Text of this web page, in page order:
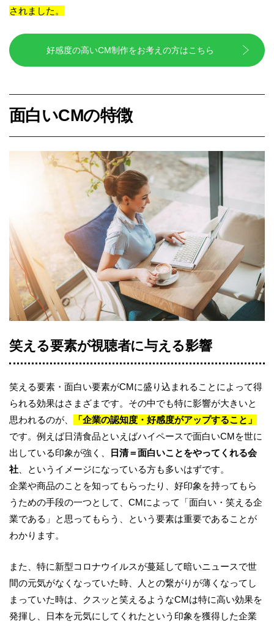
されました。
好感度の高いCM制作をお考えの方はこちら
面白いCMの特徴
笑える要素が視聴者に与える影響
笑える要素・面白い要素がCMに盛り込まれることによって得
られる効果はさまざまです。その中でも特に影響が大きいと
思われるのが、
「企業の認知度・好感度がアップすること」
です。例えば日清食品といえばハイペースで面白いCMを世に
出している印象が強く、
日清＝面白いことをやってくれる会
社 、というイメージになっている方も多いはずです。
企業や商品のことを知ってもらったり、好印象を持ってもら
うための手段の一つとして、CMによって「面白い・笑える企
業である」と思ってもらう、という要素は重要であることが
わかります。
また、特に新型コロナウイルスが蔓延して暗いニュースで世
間の元気がなくなっていた時、人との繋がりが薄くなってし
まっていた時は、クスッと笑えるようなCMは特に高い効果を
発揮し、日本を元気にしてくれたという印象を獲得した企業